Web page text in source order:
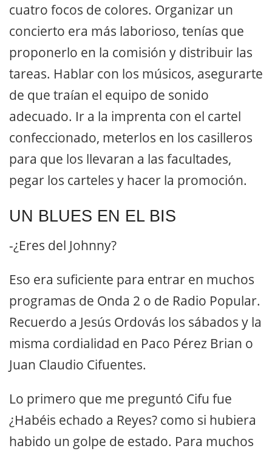
cuatro focos de colores. Organizar un
concierto era más laborioso, tenías que
proponerlo en la comisión y distribuir las
tareas. Hablar con los músicos, asegurarte
de que traían el equipo de sonido
adecuado. Ir a la imprenta con el cartel
confeccionado, meterlos en los casilleros
para que los llevaran a las facultades,
pegar los carteles y hacer la promoción.
UN BLUES EN EL BIS
-¿Eres del Johnny?
Eso era suficiente para entrar en muchos
programas de Onda 2 o de Radio Popular.
Recuerdo a Jesús Ordovás los sábados y la
misma cordialidad en Paco Pérez Brian o
Juan Claudio Cifuentes.
Lo primero que me preguntó Cifu fue
¿Habéis echado a Reyes? como si hubiera
habido un golpe de estado. Para muchos